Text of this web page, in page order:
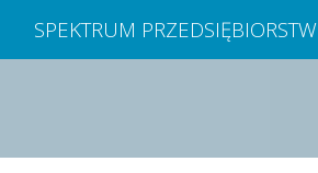
SPEKTRUM PRZEDSIĘBIORSTW